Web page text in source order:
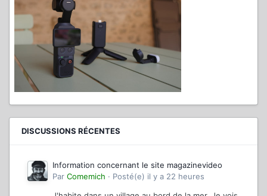
DISCUSSIONS RÉCENTES
Information concernant le site magazinevideo
Par Comemich · Posté(e) il y a 22 heures